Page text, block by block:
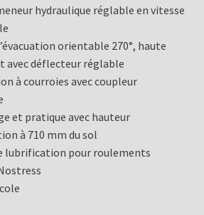
hydraulique réglable en vitesse
orientable 270°, haute
avec déflecteur réglable
à courroies avec coupleur
et pratique avec hauteur
à 710 mm du sol
lubrification pour roulements